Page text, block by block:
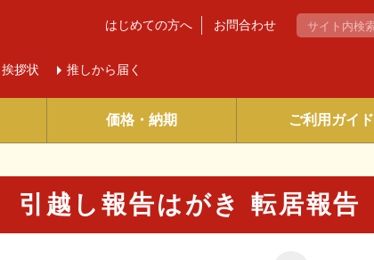
挨拶状 推しから届く
はじめての方へ お問合わせ
価格・納期 ご利用ガイド
引越し報告はがき 転居報告